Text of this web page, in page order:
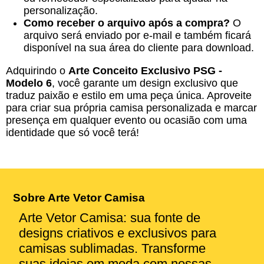
personalização.
Como receber o arquivo após a compra? O
arquivo será enviado por e-mail e também ficará
disponível na sua área do cliente para download.
Adquirindo o Arte Conceito Exclusivo PSG -
Modelo 6, você garante um design exclusivo que
traduz paixão e estilo em uma peça única. Aproveite
para criar sua própria camisa personalizada e marcar
presença em qualquer evento ou ocasião com uma
identidade que só você terá!
Sobre Arte Vetor Camisa
Arte Vetor Camisa: sua fonte de
designs criativos e exclusivos para
camisas sublimadas. Transforme